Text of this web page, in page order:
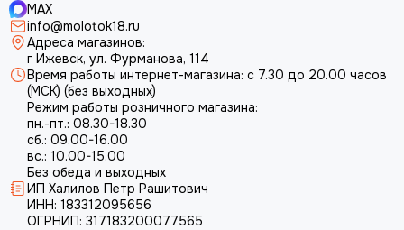
MAX
info@molotok18.ru
Адреса магазинов:
г Ижевск, ул. Фурманова, 114
Время работы интернет-магазина: с 7.30 до 20.00 часов
(МСК) (без выходных)
Режим работы розничного магазина:
пн.-пт.: 08.30-18.30
сб.: 09.00-16.00
вс.: 10.00-15.00
Без обеда и выходных
ИП Халилов Петр Рашитович
ИНН: 183312095656
ОГРНИП: 317183200077565